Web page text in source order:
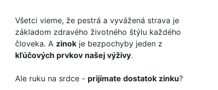
Všetci vieme, že pestrá a vyvážená strava je
základom zdravého životného štýlu každého
človeka. A zinok je bezpochyby jeden z
kľúčových prvkov našej výživy.
Ale ruku na srdce - prijímate dostatok zinku?